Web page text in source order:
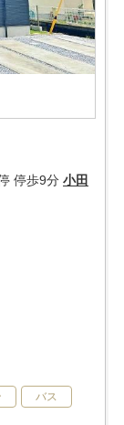
停歩9分 小田
バス